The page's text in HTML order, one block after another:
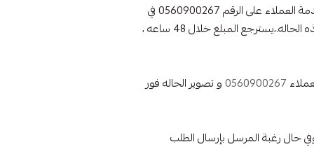
- في حال رغبتك بإسترجاع المبلغ لطلب جديد يمكنك تقديم طلب الاسترجاع ، من خلال إرسال رقم الطلب على واتس اب خدمة العملاء على الرقم 0560900267 في
حالة التأكد بأنه لم يتم تنفيذ الطلب حتى الان سيتم استرجاع المبلغ اما في حالة تم تنفيذ الطلب فلن يسمح بالاسترجاع في هذه الحاله.،يسترجع المبلغ خلال 48 ساعه ،
0560900267و تصوير الحاله فور
ارجاع الطلب الى المتجر ، وفي حال رغبة المرسل بإرسال الطلب